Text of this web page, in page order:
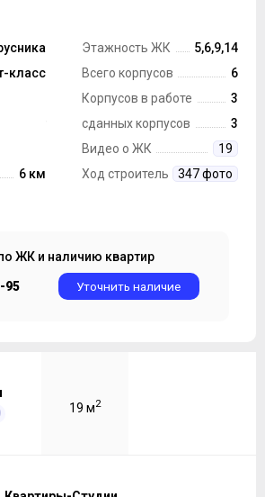
класс
6 км
Этажность ЖК
5,6,9,14
Всего корпусов
6
Корпусов в работе
3
сданных корпусов
3
Видео о ЖК
19
Ход строительства347 фото
ЖК и наличию квартир
95 Уточнить наличие
19 м2